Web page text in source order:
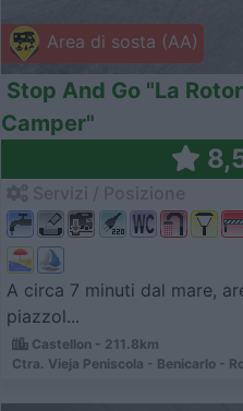
Area di sosta (AA)
Stop And Go "La
Camper"
A circa 7 minuti dal mare,
piazzol...
Castellon - 211.8km
Ctra. Vieja Peniscola - Benicarlo -